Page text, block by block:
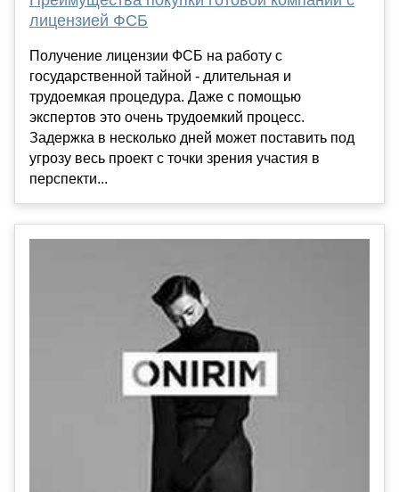
лицензией ФСБ
Получение лицензии ФСБ на работу с
государственной тайной - длительная и
трудоемкая процедура. Даже с помощью
экспертов это очень трудоемкий процесс.
Задержка в несколько дней может поставить под
угрозу весь проект с точки зрения участия в
перспекти...